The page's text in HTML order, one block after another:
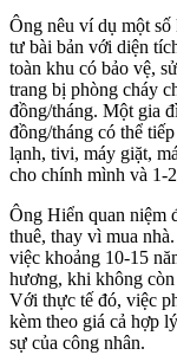
Ông nêu ví dụ một
tư bài bản với diện
toàn khu có bảo vệ,
trang bị phòng cháy
đồng/tháng. Một gia
đồng/tháng có thể
lạnh, tivi, máy giặt,
cho chính mình và 1-
Ông Hiển quan niệm
thuê, thay vì mua
việc khoảng 10-15
hương, khi không
Với thực tế đó, việc
kèm theo giá cả hợp
sự của công nhân.